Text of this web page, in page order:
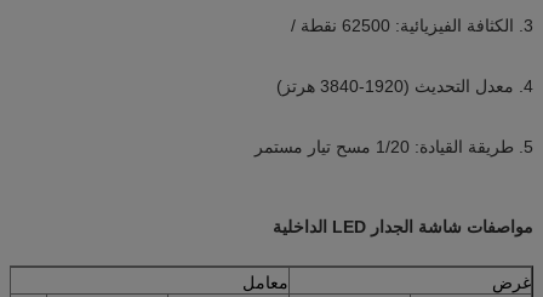
3. الكثافة الفيزيائية: 62500 نقطة /
4. معدل التحديث (1920-3840 هرتز)
5. طريقة القيادة: 1/20 مسح تيار مستمر
مواصفات شاشة الجدار LED الداخلية
غرض
معامل